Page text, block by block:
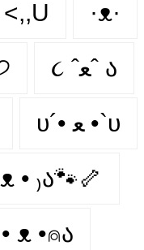
·ᴥ·
૮ ˆﻌˆ ა
υ´• ﻌ •`υ
• ₎ა🐾🦴
ᴥ •⍝ა